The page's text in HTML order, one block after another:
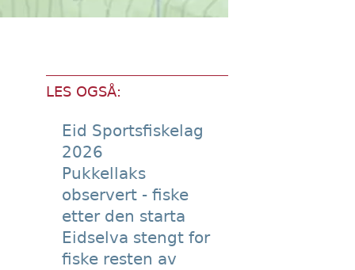
LES OGSÅ:
Eid Sportsfiskelag
2026
Pukkellaks
observert - fiske
etter den starta
Eidselva stengt for
fiske resten av